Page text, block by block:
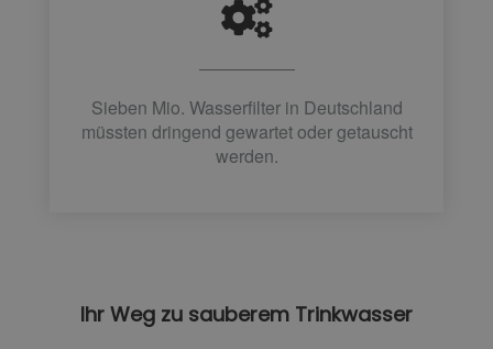
Sieben Mio. Wasserfilter in Deutschland
müssten dringend gewartet oder getauscht
werden.
Ihr Weg zu sauberem Trinkwasser